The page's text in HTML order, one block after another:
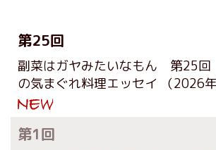
第25回
副菜はガヤみたいなもん 第25
の気まぐれ料理エッセイ
（2026
第1回